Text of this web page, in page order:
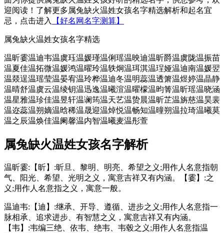
迎阅读！了解更多属兔缺火温姓女孩名字精选解析和起名宜
忌，点击进入
【好名网名字测算】
属兔缺火温姓女孩名字精选
温昕霎温迪韦温虞珏温媛瑾温俐瑶温映迪温昕爵温虞陇温振苗
温夏佳温拓微温媛鸿温曜玲温轶炯温珥淇温珵娅温迪南温媛翌
温燚逞温瑶莹温晏宥温玲桦温迪冬温明蕊温透箫温煜婷温晶静
温晴舒温虞云温绫钥温迅逸温曦渲温曜檬温昀箐温昕瑶温晓涵
温星雅温珍佳温昱轩温谰筠温天艺温贽晨温昕芷温旃慈温昊裴
温迩蕊温朔嫡温晗稀温晟迎温焯悦温畅知温曈朔温拉琦温曦莫
温之辰温焕佳温阑馨温内智温曦麦温彤萱
属兔缺火温姓女孩名字解析
温昕霎:【昕】:昕旦、黎明、明亮、希望之义;用作人名意指朝
气、阳光、希望、光明之义，寓意吉祥又有内涵。【霎】:之
义;用作人名意指之义，寓意一般。
温迪韦:【迪】:继承、开导、遵循、进步之义;用作人名意指一
脉相承、追求进步、有智慧之义，寓意吉祥又有内涵。
【韦】:韦编三绝、依韦、绝韦、韦毂之义;用作人名意指温